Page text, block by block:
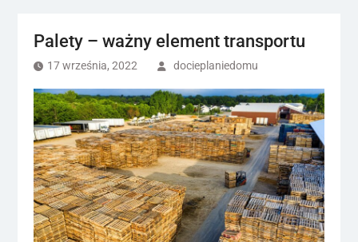
Palety – ważny element transportu
17 września, 2022 docieplaniedomu